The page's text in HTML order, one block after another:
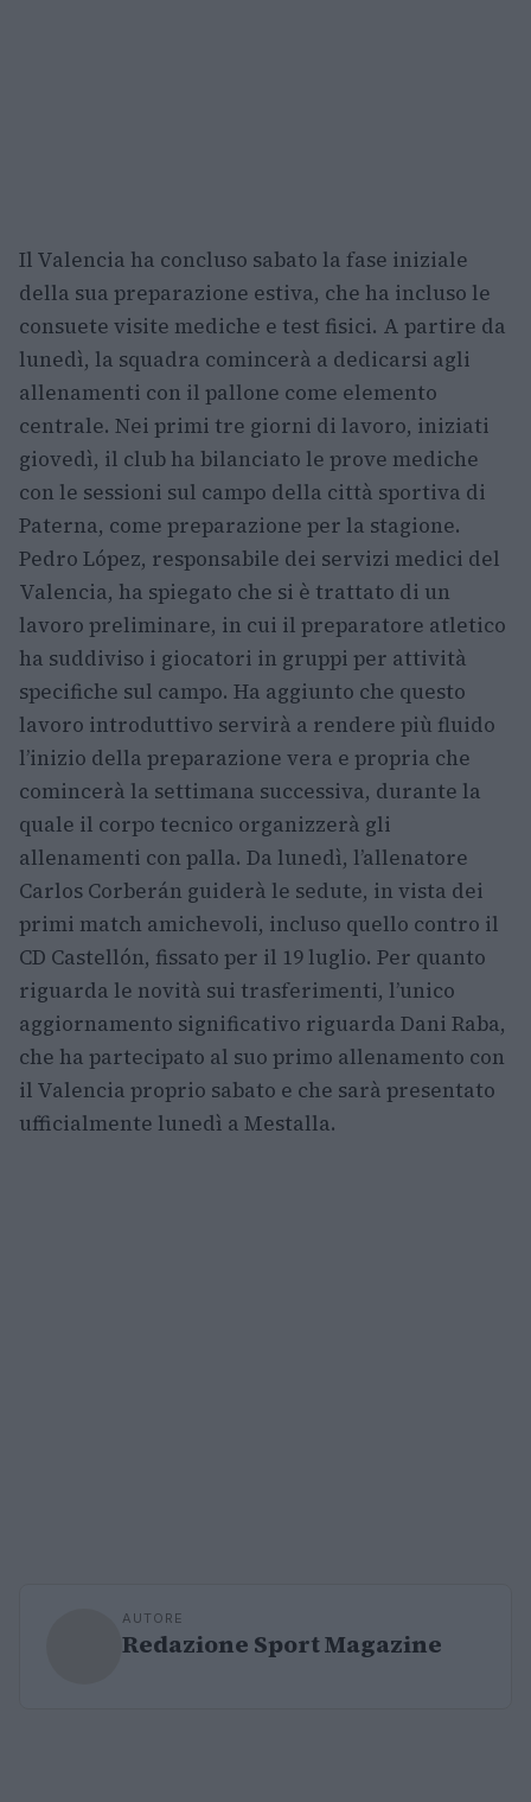
Il Valencia ha concluso sabato la fase iniziale
della sua preparazione estiva, che ha incluso le
consuete visite mediche e test fisici. A partire da
lunedì, la squadra comincerà a dedicarsi agli
allenamenti con il pallone come elemento
centrale. Nei primi tre giorni di lavoro, iniziati
giovedì, il club ha bilanciato le prove mediche
con le sessioni sul campo della città sportiva di
Paterna, come preparazione per la stagione.
Pedro López, responsabile dei servizi medici del
Valencia, ha spiegato che si è trattato di un
lavoro preliminare, in cui il preparatore atletico
ha suddiviso i giocatori in gruppi per attività
specifiche sul campo. Ha aggiunto che questo
lavoro introduttivo servirà a rendere più fluido
l’inizio della preparazione vera e propria che
comincerà la settimana successiva, durante la
quale il corpo tecnico organizzerà gli
allenamenti con palla. Da lunedì, l’allenatore
Carlos Corberán guiderà le sedute, in vista dei
primi match amichevoli, incluso quello contro il
CD Castellón, fissato per il 19 luglio. Per quanto
riguarda le novità sui trasferimenti, l’unico
aggiornamento significativo riguarda Dani Raba,
che ha partecipato al suo primo allenamento con
il Valencia proprio sabato e che sarà presentato
ufficialmente lunedì a Mestalla.
AUTORE
Redazione Sport Magazine